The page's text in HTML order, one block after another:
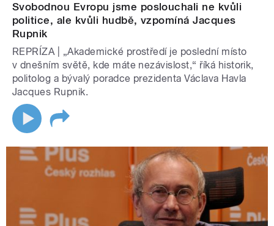
Svobodnou Evropu jsme poslouchali ne kvůli
politice, ale kvůli hudbě, vzpomíná Jacques
Rupnik
REPRÍZA | „Akademické prostředí je poslední místo
v dnešním světě, kde máte nezávislost,“ říká historik,
politolog a bývalý poradce prezidenta Václava Havla
Jacques Rupnik.